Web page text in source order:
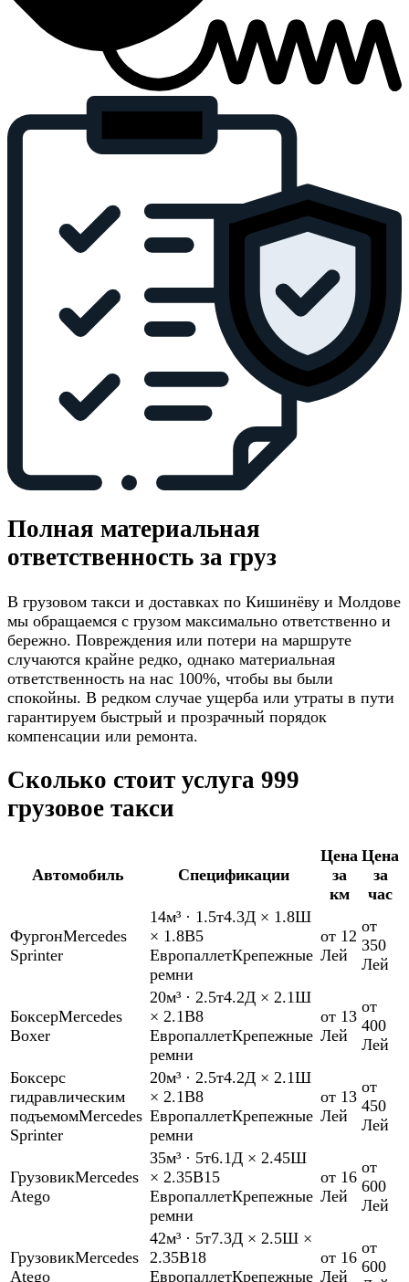
Полная материальная
ответственность за груз
В грузовом такси и доставках по Кишинёву и Молдове
мы обращаемся с грузом максимально ответственно и
бережно. Повреждения или потери на маршруте
случаются крайне редко, однако материальная
ответственность на нас 100%, чтобы вы были
спокойны. В редком случае ущерба или утраты в пути
гарантируем быстрый и прозрачный порядок
компенсации или ремонта.
Сколько стоит услуга 999
грузовое такси
Автомобиль Спецификации
Цена
за
км
Цена
за
час
ФургонMercedes
Sprinter
14м³ · 1.5т4.3Д × 1.8Ш
× 1.8В5
ЕвропаллетКрепежные
ремни
от 12
Лей
от
350
Лей
БоксерMercedes
Boxer
20м³ · 2.5т4.2Д × 2.1Ш
× 2.1В8
ЕвропаллетКрепежные
ремни
от 13
Лей
от
400
Лей
Боксерс
гидравлическим
подъемомMercedes
Sprinter
20м³ · 2.5т4.2Д × 2.1Ш
× 2.1В8
ЕвропаллетКрепежные
ремни
от 13
Лей
от
450
Лей
ГрузовикMercedes
Atego
35м³ · 5т6.1Д × 2.45Ш
× 2.35В15
ЕвропаллетКрепежные
ремни
от 16
Лей
от
600
Лей
ГрузовикMercedes
Atego
42м³ · 5т7.3Д × 2.5Ш ×
2.35В18
ЕвропаллетКрепежные
от 16
Лей
от
600